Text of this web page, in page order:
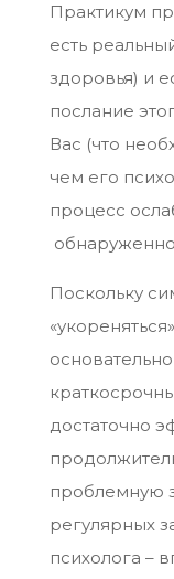
Практикум
есть
здоровья) и
послание
Вас (что
чем его
процесс
Поскольку
достаточно
проблемную
регулярных
психолога –